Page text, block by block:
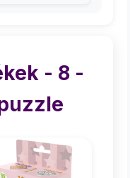
- 8 -